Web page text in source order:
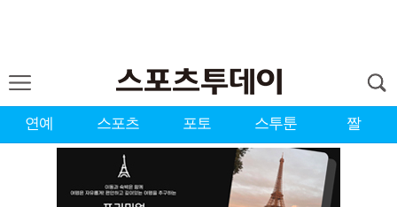
연예 스포츠 포토 스투툰 짤